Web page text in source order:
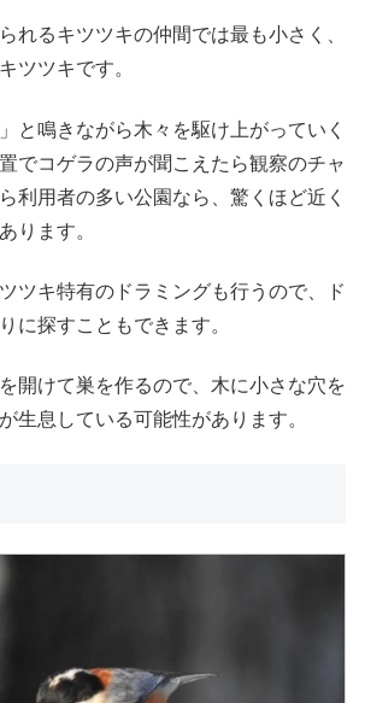
れるキツツキの仲間では最も小さく、
ツツキです。
と鳴きながら木々を駆け上がっていく
でコゲラの声が聞こえたら観察のチャ
利用者の多い公園なら、驚くほど近く
ります。
ツキ特有のドラミングも行うので、ド
に探すこともできます。
開けて巣を作るので、木に小さな穴を
生息している可能性があります。